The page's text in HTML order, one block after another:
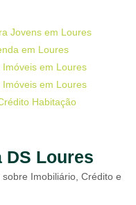
Jovens em Loures
em Loures
em Loures
em Loures
Habitação
DS Loures
Imobiliário, Crédito e